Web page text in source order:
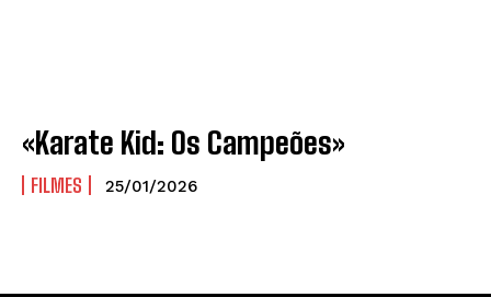
«Karate Kid: Os Campeões»
FILMES 25/01/2026